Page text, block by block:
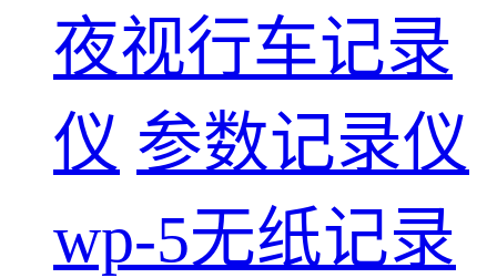
夜视行车记录
仪 参数记录仪
wp-5无纸记录